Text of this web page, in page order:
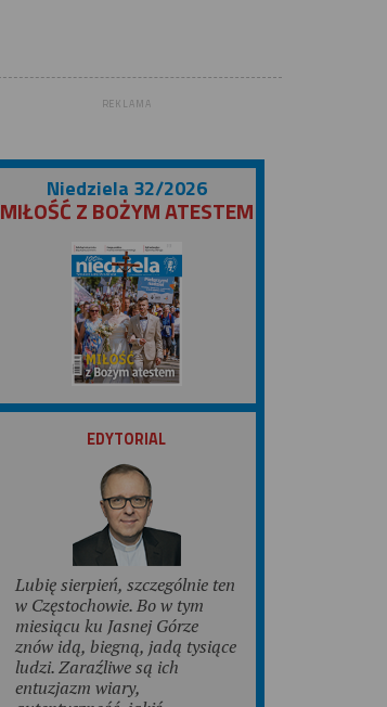
REKLAMA
Niedziela 32/2026
MIŁOŚĆ Z BOŻYM ATESTEM
ZOBACZ
EDYTORIAL
Lubię sierpień, szczególnie ten
w Częstochowie. Bo w tym
miesiącu ku Jasnej Górze
znów idą, biegną, jadą tysiące
ludzi. Zaraźliwe są ich
entuzjazm wiary,